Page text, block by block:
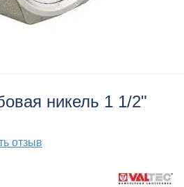
никель 1 1/2"
отзыв